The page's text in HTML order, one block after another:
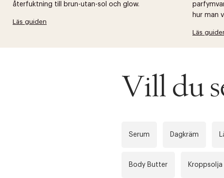
återfuktning till brun-utan-sol och glow.
Läs guiden
hur man
Läs
Vill du
Serum Dagkräm
Body Butter Kroppsolja